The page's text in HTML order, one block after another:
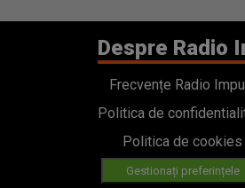
Despre Radio
Frecvențe Radio
Politica de
Politica de cookies
Gestionați preferințele